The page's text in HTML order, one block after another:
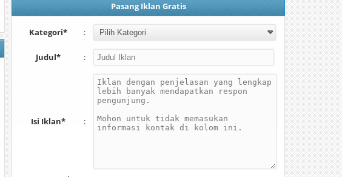
Pasang Iklan Gratis
Kategori* :
Judul* :
Isi Iklan* :